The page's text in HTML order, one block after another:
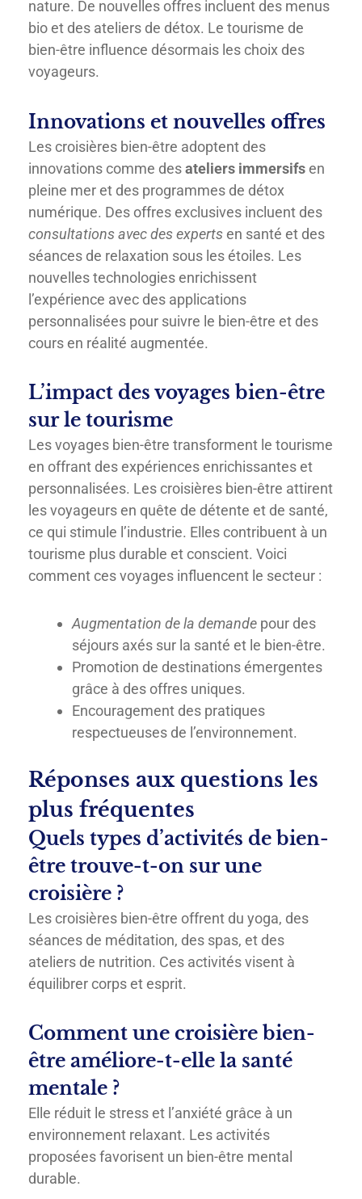
nature. De nouvelles offres incluent des menus
bio et des ateliers de détox. Le tourisme de
bien-être influence désormais les choix des
voyageurs.
Innovations et nouvelles offres
Les croisières bien-être adoptent des
innovations comme desateliers immersifsen
pleine mer et des programmes de détox
numérique. Des offres exclusives incluent des
consultations avec des expertsen santé et des
séances de relaxation sous les étoiles. Les
nouvelles technologies enrichissent
l’expérience avec des applications
personnalisées pour suivre le bien-être et des
cours en réalité augmentée.
L’impact des voyages bien-être
sur le tourisme
Les voyages bien-être transforment le tourisme
en offrant des expériences enrichissantes et
personnalisées. Les croisières bien-être attirent
les voyageurs en quête de détente et de santé,
ce qui stimule l’industrie. Elles contribuent à un
tourisme plus durable et conscient. Voici
comment ces voyages influencent le secteur :
Augmentation de la demande pour des
séjours axés sur la santé et le bien-être.
Promotion de destinations émergentes
grâce à des offres uniques.
Encouragement des pratiques
respectueuses de l’environnement.
Réponses aux questions les
plus fréquentes
Quels types d’activités de bien-
être trouve-t-on sur une
croisière ?
Les croisières bien-être offrent du yoga, des
séances de méditation, des spas, et des
ateliers de nutrition. Ces activités visent à
équilibrer corps et esprit.
Comment une croisière bien-
être améliore-t-elle la santé
mentale ?
Elle réduit le stress et l’anxiété grâce à un
environnement relaxant. Les activités
proposées favorisent un bien-être mental
durable.